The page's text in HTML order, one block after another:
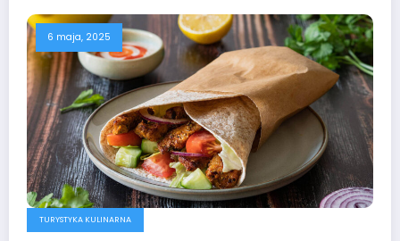
6 maja, 2025
TURYSTYKA KULINARNA